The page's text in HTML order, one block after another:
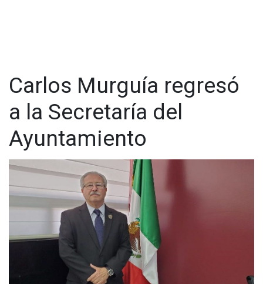
Carlos Murguía regresó
a la Secretaría del
Ayuntamiento